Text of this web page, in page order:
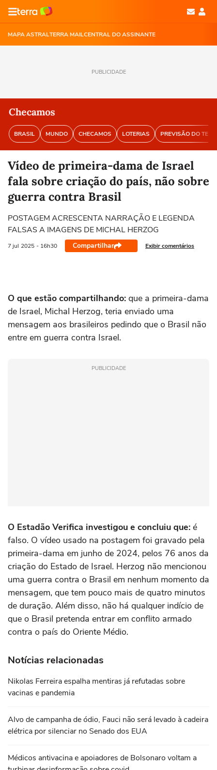
MAPA ASTRALTERRA MAILCENTRAL DO ASSINANTE
PUBLICIDADE
Checamos
BRASIL MUNDO CHECAMOS LOTERIAS PREVISÃO DO
Vídeo de primeira-dama de Israel
fala sobre criação do país, não sobre
guerra contra Brasil
POSTAGEM ACRESCENTA NARRAÇÃO E LEGENDA
FALSAS A IMAGENS DE MICHAL HERZOG
7 jul 2025 - 16h30 Compartilhar Exibir comentários
O que estão compartilhando: que a primeira-dama
de Israel, Michal Herzog, teria enviado uma
mensagem aos brasileiros pedindo que o Brasil não
entre em guerra contra Israel.
PUBLICIDADE
O Estadão Verifica investigou e concluiu que: é
falso. O vídeo usado na postagem foi gravado pela
primeira-dama em junho de 2024, pelos 76 anos da
criação do Estado de Israel. Herzog não mencionou
uma guerra contra o Brasil em nenhum momento da
mensagem, que tem pouco mais de quatro minutos
de duração. Além disso, não há qualquer indício de
que o Brasil pretenda entrar em conflito armado
contra o país do Oriente Médio.
Notícias relacionadas
Nikolas Ferreira espalha mentiras já refutadas sobre
vacinas e pandemia
Alvo de campanha de ódio, Fauci não será levado à cadeira
elétrica por silenciar no Senado dos EUA
Médicos antivacina e apoiadores de Bolsonaro voltam a